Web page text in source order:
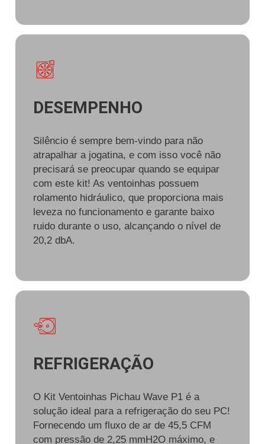
DESEMPENHO
Silêncio é sempre bem-vindo para não
atrapalhar a jogatina, e com isso você não
precisará se preocupar quando se equipar
com este kit! As ventoinhas possuem
rolamento hidráulico, que proporciona mais
leveza no funcionamento e garante baixo
ruido durante o uso, alcançando o nível de
20,2 dbA.
REFRIGERAÇÃO
O Kit Ventoinhas Pichau Wave P1 é a
solução ideal para a refrigeração do seu PC!
Fornecendo um fluxo de ar de 45,5 CFM
com pressão de 2,25 mmH2O máximo, e